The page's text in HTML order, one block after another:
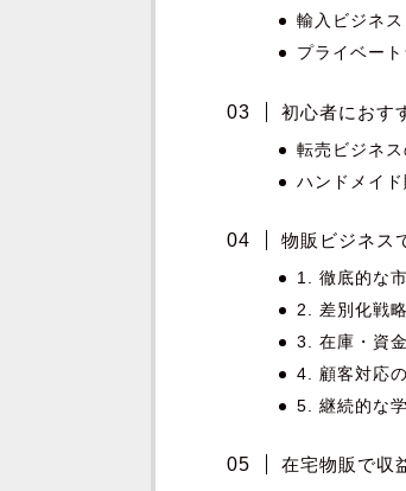
輸入ビジネス
プライベー
初心者におす
転売ビジネ
ハンドメイ
物販ビジネス
1. 徹底的な
2. 差別化戦
3. 在庫・資
4. 顧客対応
5. 継続的な
在宅物販で収